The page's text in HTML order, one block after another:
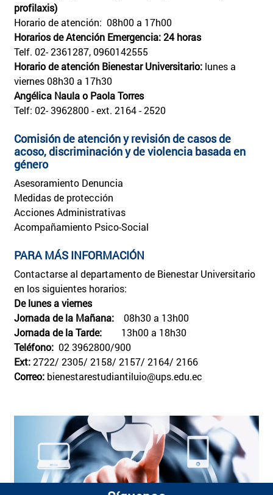
profilaxis)
Horario de atención: 08h00 a 17h00
Horarios de Atención Emergencia: 24 horas
Telf. 02- 2361287, 0960142555
Horario de atención Bienestar Universitario: lunes a
viernes 08h30 a 17h30
Angélica Naula o Paola Torres
Telf: 02- 3962800 - ext. 2164 - 2520
Comisión de atención y revisión de casos de
acoso, discriminación y de violencia basada en
género
Asesoramiento Denuncia
Medidas de protección
Acciones Administrativas
Acompañamiento Psico-Social
PARA MÁS INFORMACIÓN
Contactarse al departamento de Bienestar Universitario
en los siguientes horarios:
De lunes a viernes
Jornada de la Mañana:08h30 a 13h00
Jornada de la Tarde:13h00 a 18h30
Teléfono:02 3962800/900
Ext:2722/ 2305/ 2158/ 2157/ 2164/ 2166
Correo:bienestarestudiantiluio@ups.edu.ec